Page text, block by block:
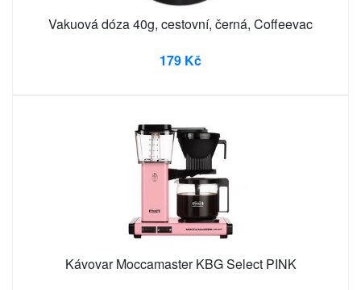
Vakuová dóza 40g, cestovní, černá, Coffeevac
179 Kč
Kávovar Moccamaster KBG Select PINK